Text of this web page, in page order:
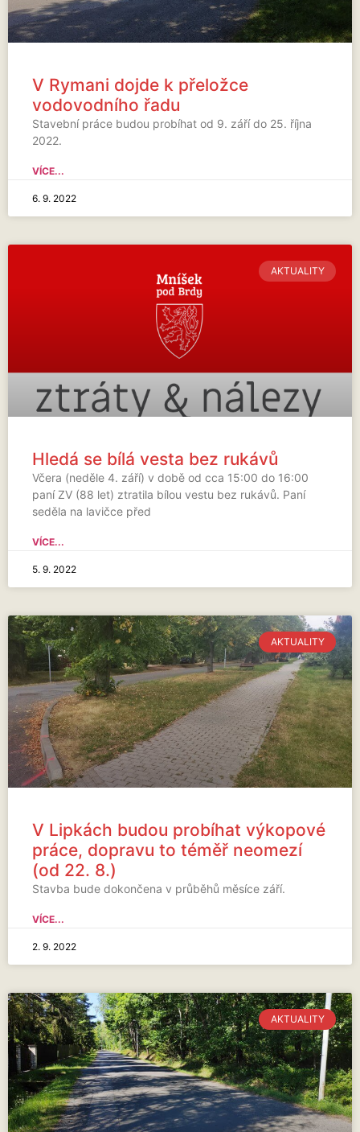
V Rymani dojde k přeložce
vodovodního řadu
Stavební práce budou probíhat od 9. září do 25. října
2022.
VÍCE...
6. 9. 2022
AKTUALITY
Hledá se bílá vesta bez rukávů
Včera (neděle 4. září) v době od cca 15:00 do 16:00
paní ZV (88 let) ztratila bílou vestu bez rukávů. Paní
seděla na lavičce před
VÍCE...
5. 9. 2022
AKTUALITY
V Lipkách budou probíhat výkopové
práce, dopravu to téměř neomezí
(od 22. 8.)
Stavba bude dokončena v průběhů měsíce září.
VÍCE...
2. 9. 2022
AKTUALITY